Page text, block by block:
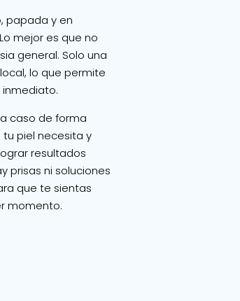
papada y en
mejor es que no
general. Solo una
lo que permite
caso de forma
tu piel necesita y
resultados
prisas ni soluciones
que te sientas
momento.